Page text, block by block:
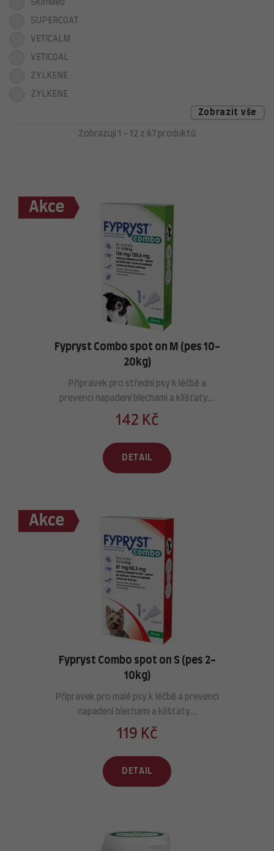
SkinMed
SUPERCOAT
VETICALM
VETICOAL
ZYLKENE
ZYLKENE
Zobrazit vše
Zobrazuji 1 - 12 z 67 produktů
Fypryst Combo spot on M (pes 10-
20kg)
Přípravek pro střední psy k léčbě a
prevenci napadení blechami a klíšťaty...
142 Kč
DETAIL
Fypryst Combo spot on S (pes 2-
10kg)
Přípravek pro malé psy k léčbě a prevenci
napadení blechami a klíšťaty...
119 Kč
DETAIL